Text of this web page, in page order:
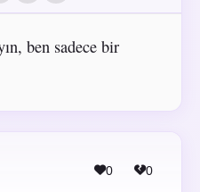
ben sadece bir
0 0